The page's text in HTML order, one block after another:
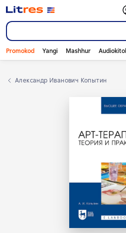
Promokod Yangi Mashhur
Александр Иванович Копытин